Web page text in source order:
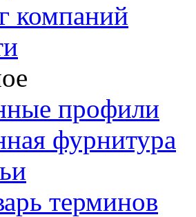
компаний
профили
фурнитура
терминов